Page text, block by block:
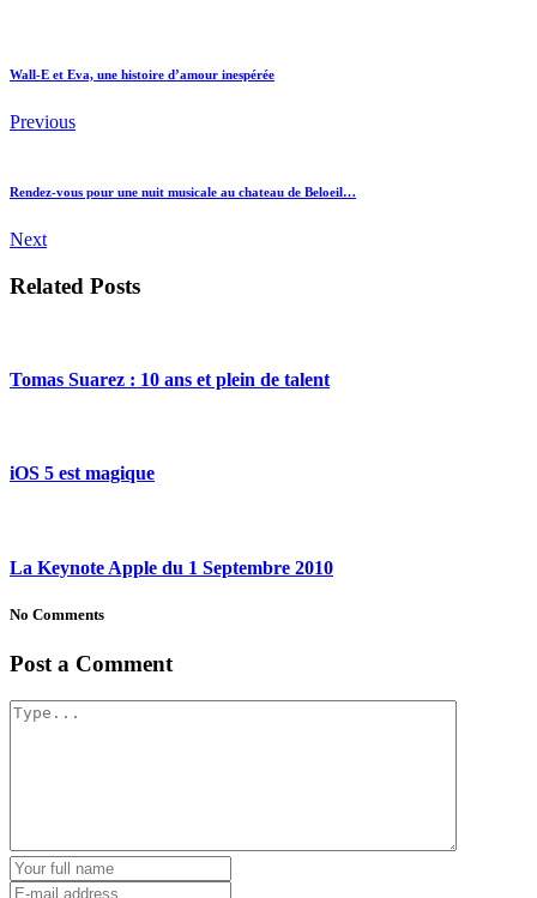
Wall-E et Eva, une histoire d’amour inespérée
Previous
Rendez-vous pour une nuit musicale au chateau de Beloeil…
Next
Related Posts
Tomas Suarez : 10 ans et plein de talent
iOS 5 est magique
La Keynote Apple du 1 Septembre 2010
No Comments
Post a Comment